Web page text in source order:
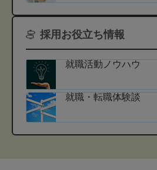
採用お役立ち情報
就職活動ノウハウ
就職・転職体験談